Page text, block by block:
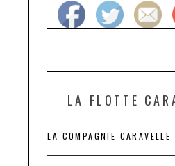
LA FLOTTE
LA COMPAGNIE CARAVELLE